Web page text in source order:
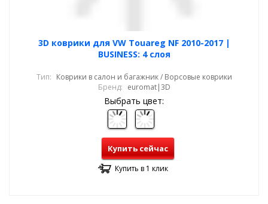
3D коврики для VW Touareg NF 2010-2017 |
BUSINESS: 4 слоя
Тип: Коврики в салон и багажник / Ворсовые коврики
Бренд: euromat|3D
Выбрать цвет:
Купить сейчас
Купить в 1 клик